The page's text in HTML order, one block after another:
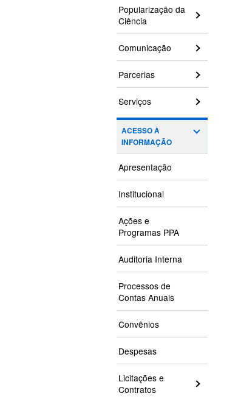
Popularização da
Ciência
Comunicação
Parcerias
Serviços
ACESSO À
INFORMAÇÃO
Apresentação
Institucional
Ações e
Programas PPA
Auditoria Interna
Processos de
Contas Anuais
Convênios
Despesas
Licitações e
Contratos